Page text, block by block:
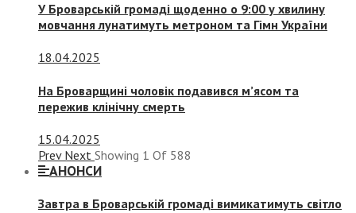
У Броварській громаді щоденно о 9:00 у хвилину
мовчання лунатимуть метроном та Гімн України
18.04.2025
На Броварщині чоловік подавився м’ясом та
пережив клінічну смерть
15.04.2025
Prev Next Showing 1 Of 588
АНОНСИ
Завтра в Броварській громаді вимикатимуть світло